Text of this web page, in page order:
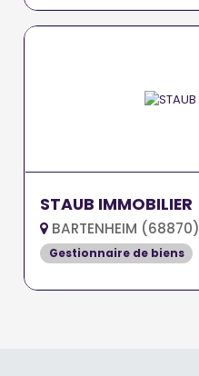
STAUB IMMOBILIER
BARTENHEIM (68870)
Gestionnaire de biens